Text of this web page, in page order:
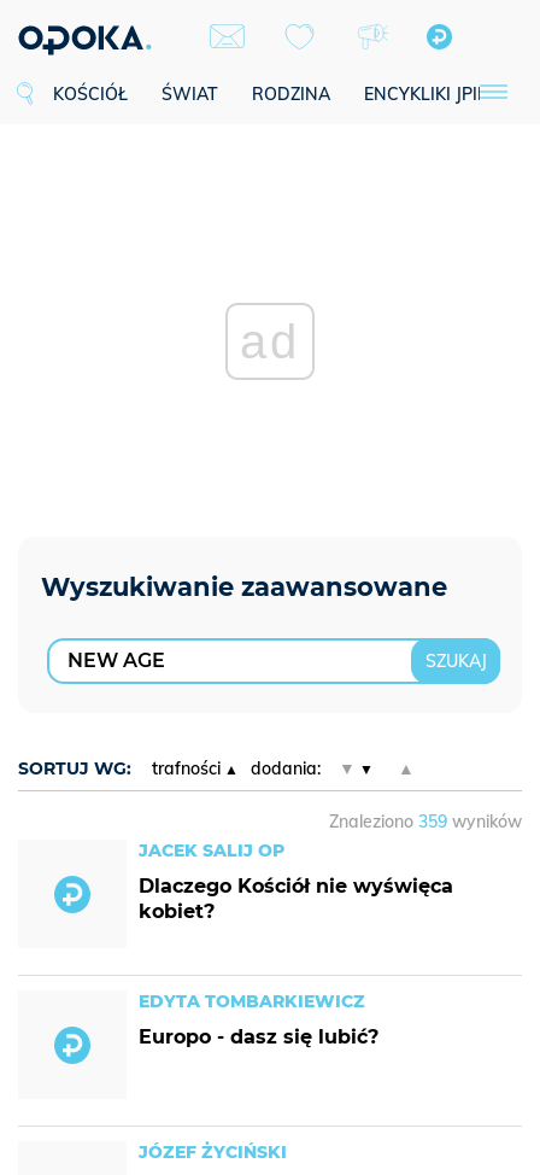
KOŚCIÓŁ ŚWIAT RODZINA ENCYKLIKI JPII
ad
SORTUJ WG: trafności dodania: ▼ ▲
Znaleziono 359 wyników
JACEK SALIJ OP
Dlaczego Kościół nie wyświęca
kobiet?
EDYTA TOMBARKIEWICZ
Europo - dasz się lubić?
JÓZEF ŻYCIŃSKI